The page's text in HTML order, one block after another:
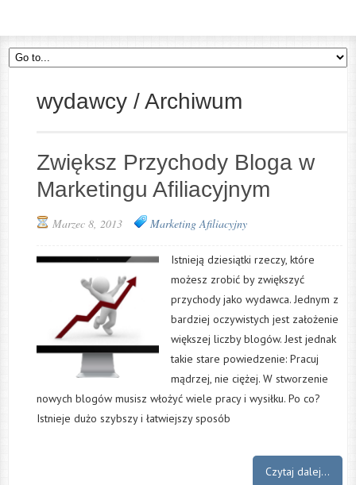
wydawcy / Archiwum
Zwiększ Przychody Bloga w
Marketingu Afiliacyjnym
Marzec 8, 2013 Marketing Afiliacyjny
Istnieją dziesiątki rzeczy, które
możesz zrobić by zwiększyć
przychody jako wydawca. Jednym z
bardziej oczywistych jest założenie
większej liczby blogów. Jest jednak
takie stare powiedzenie: Pracuj
mądrzej, nie ciężej. W stworzenie
nowych blogów musisz włożyć wiele pracy i wysiłku. Po co?
Istnieje dużo szybszy i łatwiejszy sposób
Czytaj dalej...